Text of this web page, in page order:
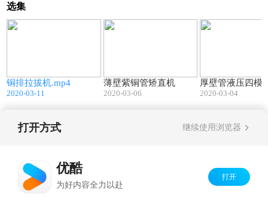
选集
铜排拉拔机.mp4
2020-03-11
薄壁紫铜管矫直机
2020-03-06
厚壁管液压四模
2020-03-04
打开方式 继续使用浏览器
优酷
为好内容全力以赴
打开